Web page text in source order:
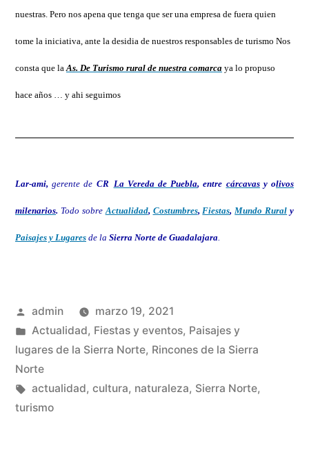
nuestras. Pero nos apena que tenga que ser una empresa de fuera quien
tome la iniciativa, ante la desidia de nuestros responsables de turismo Nos
consta que laAs. De Turismo rural de nuestra comarcaya lo propuso
hace años … y ahi seguimos
Lar-ami,gerente de CR La Vereda de Puebla, entre cárcavasy olivos
milenarios. Todo sobreActualidad, Costumbres,Fiestas,Mundo Rural y
Paisajes y Lugaresde la Sierra Norte de Guadalajara.
Publicado
por
admin
marzo 19, 2021
Publicado
en
Actualidad, Fiestas y eventos, Paisajes y
lugares de la Sierra Norte, Rincones de la Sierra
Norte
Etiquetas:
actualidad, cultura, naturaleza, Sierra Norte,
turismo